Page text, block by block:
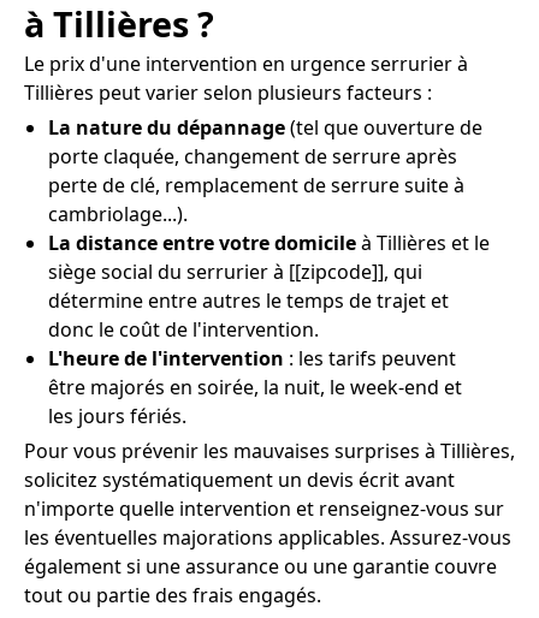
à Tillières ?
Le prix d'une intervention en urgence serrurier à
Tillières peut varier selon plusieurs facteurs :
La nature du dépannage(tel que ouverture de
porte claquée, changement de serrure après
perte de clé, remplacement de serrure suite à
cambriolage...).
La distance entre votre domicileà Tillières et le
siège social du serrurier à [[zipcode]], qui
détermine entre autres le temps de trajet et
donc le coût de l'intervention.
L'heure de l'intervention : les tarifs peuvent
être majorés en soirée, la nuit, le week-end et
les jours fériés.
Pour vous prévenir les mauvaises surprises à Tillières,
solicitez systématiquement un devis écrit avant
n'importe quelle intervention et renseignez-vous sur
les éventuelles majorations applicables. Assurez-vous
également si une assurance ou une garantie couvre
tout ou partie des frais engagés.